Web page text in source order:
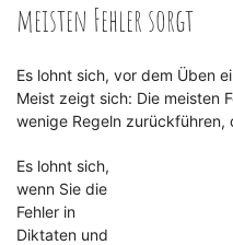
meisten Fehler sorgt
Es lohnt sich, vor dem Üben
Meist zeigt sich: Die meisten
wenige Regeln
Es lohnt sich,
wenn Sie die
Fehler in
Diktaten und